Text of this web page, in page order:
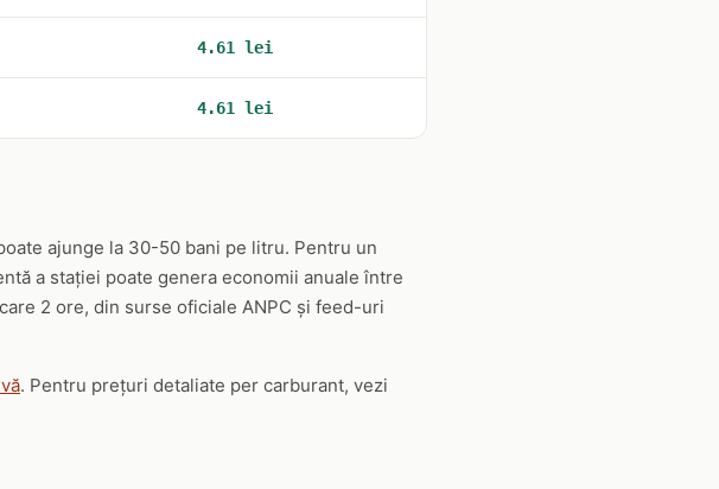
4.61 lei
4.61 lei
ajunge la 30-50 bani pe litru. Pentru un
a stației poate genera economii anuale între
2 ore, din surse oficiale ANPC și feed-uri
. Pentru prețuri detaliate per carburant, vezi